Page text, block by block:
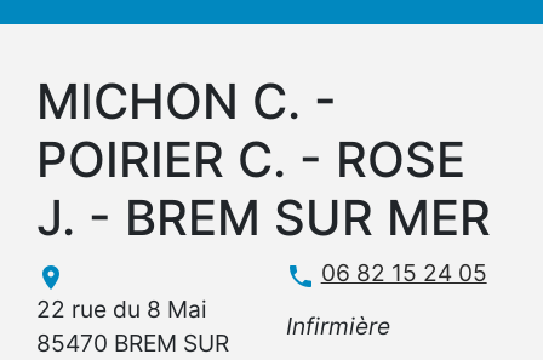
MICHON C. -
POIRIER C. - ROSE
J. - BREM SUR MER
place
22 rue du 8 Mai
85470 BREM SUR
phone 06 82 15 24 05
Infirmière